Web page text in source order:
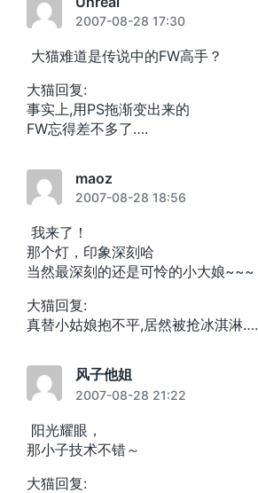
2007-08-28 17:30
大猫难道是传说中的FW高手？
大猫回复:
事实上,用PS拖渐变出来的
FW忘得差不多了….
maoz
2007-08-28 18:56
我来了！
那个灯，印象深刻哈
当然最深刻的还是可怜的小大娘~~~
大猫回复:
真替小姑娘抱不平,居然被抢冰淇淋….
风子他姐
2007-08-28 21:22
阳光耀眼，
那小子技术不错～
大猫回复: